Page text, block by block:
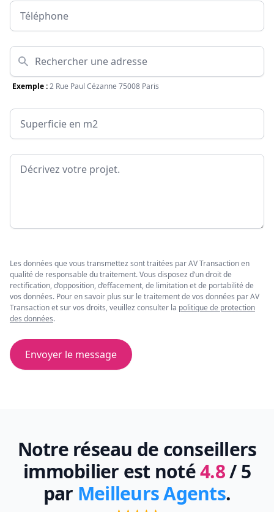
Téléphone
Adresse
Exemple :2 Rue Paul Cézanne 75008 Paris
Surface
Message
Les données que vous transmettez sont traitées par AV Transaction en
qualité de responsable du traitement. Vous disposez d’un droit de
rectification, d’opposition, d’effacement, de limitation et de portabilité de
vos données. Pour en savoir plus sur le traitement de vos données par AV
Transaction et sur vos droits, veuillez consulter la politique de protection
des données.
Envoyer le message
Notre réseau de conseillers
immobilier est noté4.8/ 5
par Meilleurs Agents.